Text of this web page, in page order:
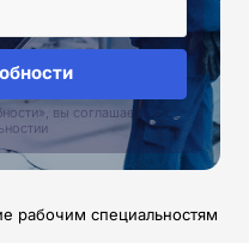
вы соглашаетесь с
рабочим специальностям